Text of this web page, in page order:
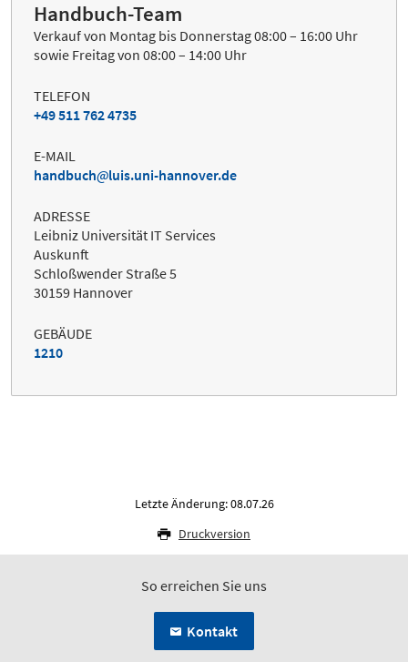
Handbuch-Team
Verkauf von Montag bis Donnerstag 08:00 – 16:00 Uhr
sowie Freitag von 08:00 – 14:00 Uhr
TELEFON
+49 511 762 4735
E-MAIL
handbuch
luis.uni-hannover.de
ADRESSE
Leibniz Universität IT Services
Auskunft
Schloßwender Straße 5
30159 Hannover
GEBÄUDE
1210
Letzte Änderung: 08.07.26
Druckversion
So erreichen Sie uns
Kontakt